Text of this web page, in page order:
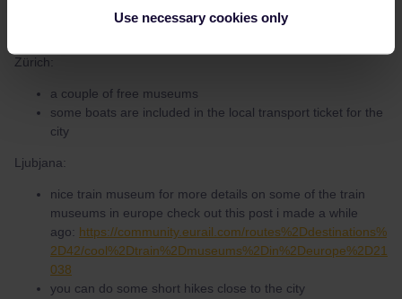
Use necessary cookies only
Zürich:
a couple of free museums
some boats are included in the local transport ticket for the
city
Ljubjana:
nice train museum for more details on some of the train
museums in europe check out this post i made a while
ago: https://community.eurail.com/routes%2Ddestinations%
2D42/cool%2Dtrain%2Dmuseums%2Din%2Deurope%2D21
038
you can do some short hikes close to the city